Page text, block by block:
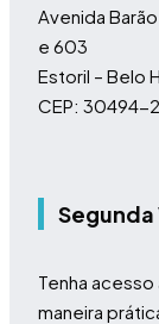
Avenida
e 603
Estoril – Belo
CEP: 30494-
Tenha
maneira